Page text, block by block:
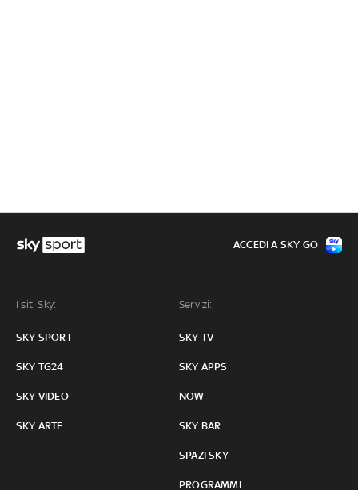
I siti Sky:
SKY SPORT
SKY TG24
SKY VIDEO
SKY ARTE
Servizi:
SKY TV
SKY APPS
NOW
SKY BAR
SPAZI SKY
PROGRAMMI
ACCEDI A SKY GO